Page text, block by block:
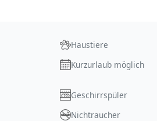
Haustiere
Kurzurlaub möglich
Geschirrspüler
Nichtraucher